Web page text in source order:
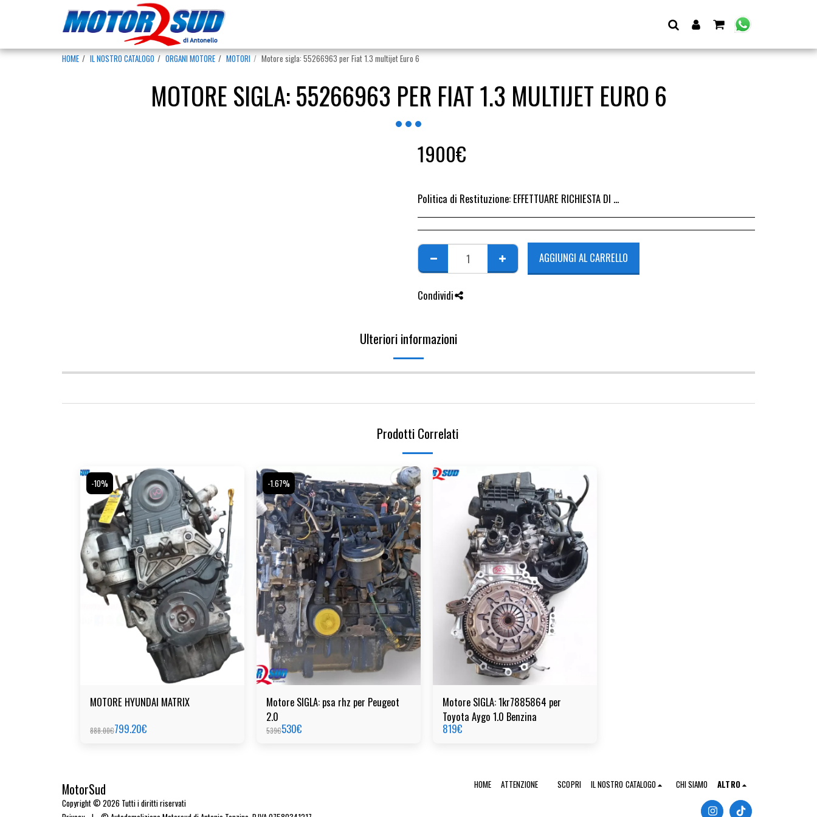
HOME IL NOSTRO CATALOGO ORGANI MOTORE MOTORI Motore sigla: 55266963 per Fiat 1.3 multijet Euro 6
MOTORE SIGLA: 55266963 PER FIAT 1.3 MULTIJET EURO 6
1900€
Politica di Restituzione: EFFETTUARE RICHIESTA DI RESO ENTRO 14 GIORNI DALL&#039;ACQUISTO DEL RICAMBIO, IL RIMBORSO VIENE EMESSO ALLA CONSEGNA DEL RICAMBIO IN SEDE.
AGGIUNGI AL CARRELLO
Condividi
Ulteriori informazioni
Prodotti Correlati
-10%
MOTORE HYUNDAI MATRIX
888.00€799.20€
-1.67%
Motore SIGLA: psa rhz per Peugeot
2.0
539€530€
Motore SIGLA: 1kr7885864 per
Toyota Aygo 1.0 Benzina
819€
MotorSud
Copyright © 2026 Tutti i diritti riservati
HOME ATTENZIONE SCOPRI IL NOSTRO CATALOGO CHI SIAMO ALTRO